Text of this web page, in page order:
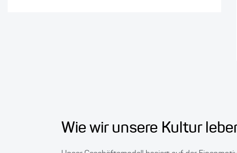
Wie wir unsere Kultur